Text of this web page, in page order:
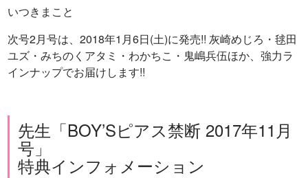
いつきまこと
次号2月号は、2018年1月6日(土)に発売!! 灰崎めじろ・毬田
ユズ・みちのくアタミ・わかちこ・鬼嶋兵伍ほか、強力ラ
インナップでお届けします!!
先生「BOY’Sピアス禁断 2017年11月
号」
特典インフォメーション